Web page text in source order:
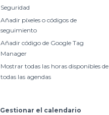
Seguridad
Añadir píxeles o códigos de
seguimiento
Añadir código de Google Tag
Manager
Mostrar todas las horas disponibles de
todas las agendas
Gestionar el calendario